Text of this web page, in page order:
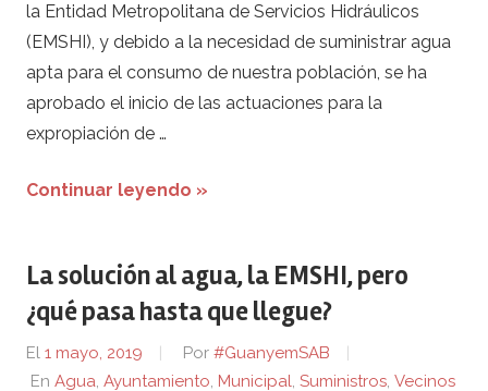
la Entidad Metropolitana de Servicios Hidráulicos
(EMSHI), y debido a la necesidad de suministrar agua
apta para el consumo de nuestra población, se ha
aprobado el inicio de las actuaciones para la
expropiación de …
Continuar leyendo »
La solución al agua, la EMSHI, pero
¿qué pasa hasta que llegue?
El 1 mayo, 2019 Por #GuanyemSAB
En Agua, Ayuntamiento, Municipal, Suministros, Vecinos